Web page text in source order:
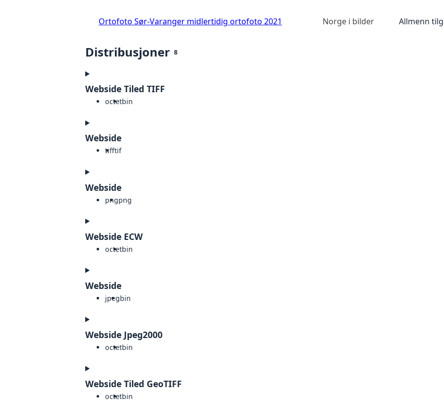
Ortofoto Sør-Varanger midlertidig ortofoto 2021 Norge i bilder Allmenn
Distribusjoner 8
Webside Tiled TIFF
octetbin
Webside
tifftif
Webside
pngpng
Webside ECW
octetbin
Webside
jpegbin
Webside Jpeg2000
octetbin
Webside Tiled GeoTIFF
octetbin